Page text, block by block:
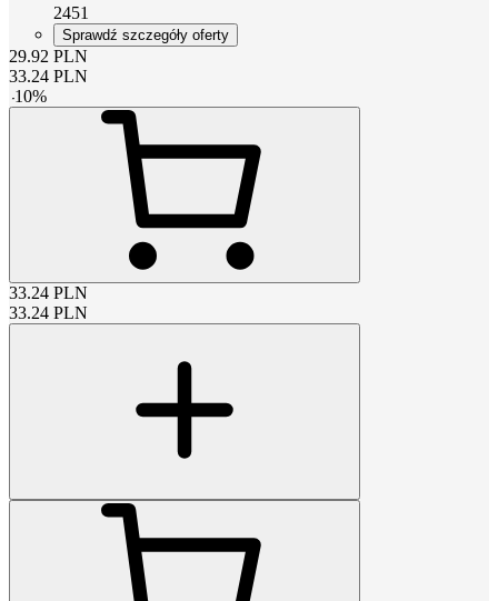
2451
Sprawdź szczegóły oferty
29.92 PLN
33.24 PLN
-10%
33.24 PLN
33.24 PLN